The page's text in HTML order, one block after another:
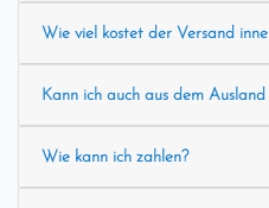
Wie viel kostet der Versand
Kann ich auch aus dem Ausland
Wie kann ich zahlen?